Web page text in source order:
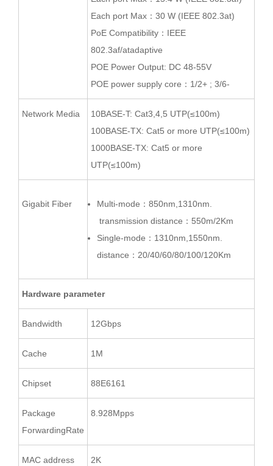
Each port Max：30 W (IEEE 802.3at)
PoE Compatibility：IEEE
802.3af/atadaptive
POE Power Output: DC 48-55V
POE power supply core：1/2+ ; 3/6-
Network Media
10BASE-T: Cat3,4,5 UTP(≤100m)
100BASE-TX: Cat5 or more UTP(≤100m)
1000BASE-TX: Cat5 or more
UTP(≤100m)
Gigabit Fiber
Multi-mode：850nm,1310nm.
transmission distance：550m/2Km
Single-mode：1310nm,1550nm.
distance：20/40/60/80/100/120Km
Hardware parameter
Bandwidth 12Gbps
Cache 1M
Chipset 88E6161
Package
ForwardingRate
8.928Mpps
MAC address 2K